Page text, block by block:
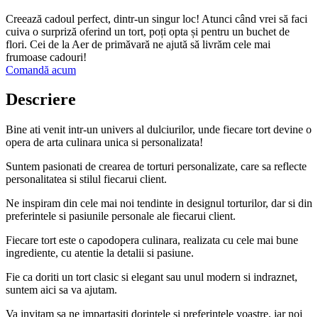
Creează cadoul perfect, dintr-un singur loc! Atunci când vrei să faci
cuiva o surpriză oferind un tort, poți opta și pentru un buchet de
flori. Cei de la Aer de primăvară ne ajută să livrăm cele mai
frumoase cadouri!
Comandă acum
Descriere
Bine ati venit intr-un univers al dulciurilor, unde fiecare tort devine o
opera de arta culinara unica si personalizata!
Suntem pasionati de crearea de torturi personalizate, care sa reflecte
personalitatea si stilul fiecarui client.
Ne inspiram din cele mai noi tendinte in designul torturilor, dar si din
preferintele si pasiunile personale ale fiecarui client.
Fiecare tort este o capodopera culinara, realizata cu cele mai bune
ingrediente, cu atentie la detalii si pasiune.
Fie ca doriti un tort clasic si elegant sau unul modern si indraznet,
suntem aici sa va ajutam.
Va invitam sa ne impartasiti dorintele si preferintele voastre, iar noi